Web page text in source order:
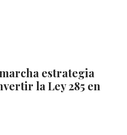
estrategia
la Ley 285 en